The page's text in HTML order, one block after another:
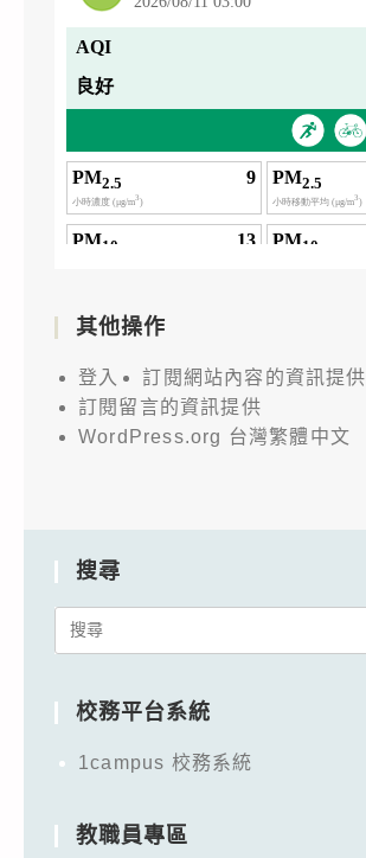
其他操作
登入
訂閱網站內容的資訊提供
訂閱留言的資訊提供
WordPress.org 台灣繁體中文
搜尋
Search
校務平台系統
1campus 校務系統
教職員專區